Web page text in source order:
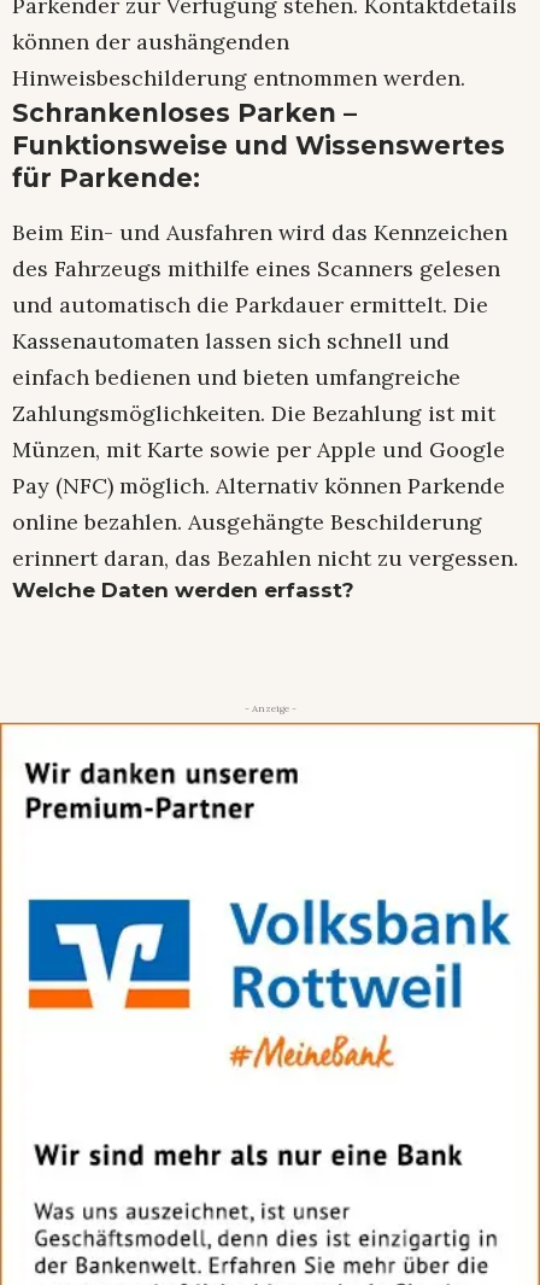
können der aushängenden
Hinweisbeschilderung entnommen werden.
Schrankenloses Parken –
Funktionsweise und Wissenswertes
für Parkende:
Beim Ein- und Ausfahren wird das Kennzeichen
des Fahrzeugs mithilfe eines Scanners gelesen
und automatisch die Parkdauer ermittelt. Die
Kassenautomaten lassen sich schnell und
einfach bedienen und bieten umfangreiche
Zahlungsmöglichkeiten. Die Bezahlung ist mit
Münzen, mit Karte sowie per Apple und Google
Pay (NFC) möglich. Alternativ können Parkende
online bezahlen. Ausgehängte Beschilderung
erinnert daran, das Bezahlen nicht zu vergessen.
Welche Daten werden erfasst?
- Anzeige -